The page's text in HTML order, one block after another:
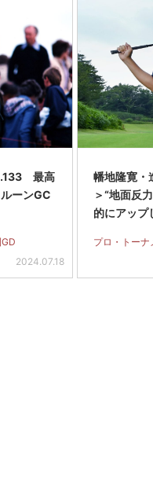
最高
ーンGC
2024.07.18
幡地隆寛・
＞“地面反
的にアップ
プロ・トーナ